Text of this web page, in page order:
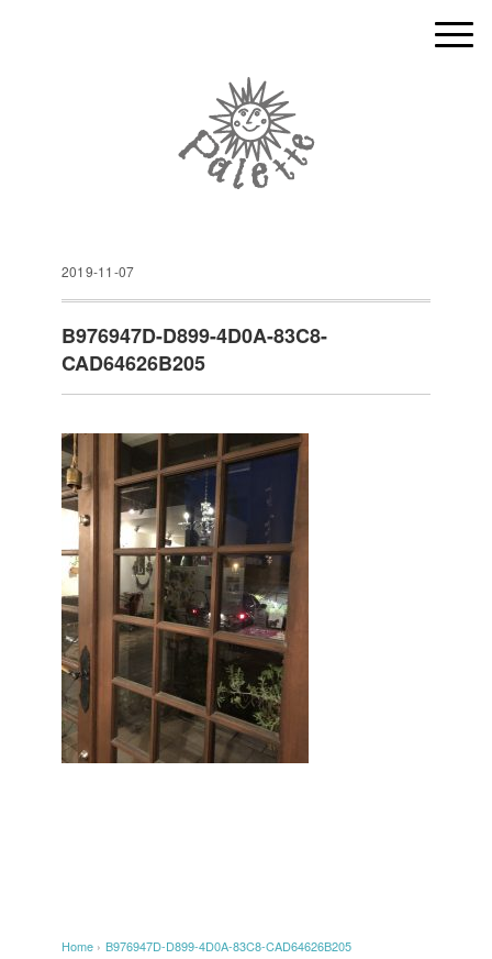
2019-11-07
B976947D-D899-4D0A-83C8-
CAD64626B205
Home › B976947D-D899-4D0A-83C8-CAD64626B205